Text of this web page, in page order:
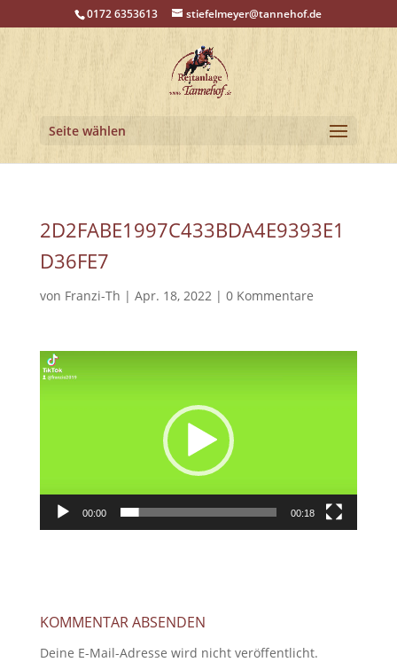
0172 6353613 stiefelmeyer@tannehof.de
Seite wählen
2D2FABE1997C433BDA4E9393E1
D36FE7
von Franzi-Th | Apr. 18, 2022| 0 Kommentare
Video-
Player
00:00 00:18
KOMMENTAR ABSENDEN
Deine E-Mail-Adresse wird nicht veröffentlicht.